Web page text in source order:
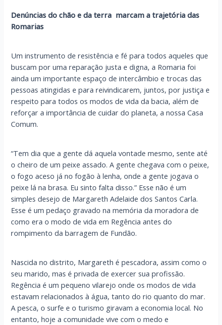
Denúncias do chão e da terra marcam a trajetória das
Romarias
Um instrumento de resistência e fé para todos aqueles que
buscam por uma reparação justa e digna, a Romaria foi
ainda um importante espaço de intercâmbio e trocas das
pessoas atingidas e para reivindicarem, juntos, por justiça e
respeito para todos os modos de vida da bacia, além de
reforçar a importância de cuidar do planeta, a nossa Casa
Comum.
“Tem dia que a gente dá aquela vontade mesmo, sente até
o cheiro de um peixe assado. A gente chegava com o peixe,
o fogo aceso já no fogão à lenha, onde a gente jogava o
peixe lá na brasa. Eu sinto falta disso.” Esse não é um
simples desejo de Margareth Adelaide dos Santos Carla.
Esse é um pedaço gravado na memória da moradora de
como era o modo de vida em Regência antes do
rompimento da barragem de Fundão.
Nascida no distrito, Margareth é pescadora, assim como o
seu marido, mas é privada de exercer sua profissão.
Regência é um pequeno vilarejo onde os modos de vida
estavam relacionados à água, tanto do rio quanto do mar.
A pesca, o surfe e o turismo giravam a economia local. No
entanto, hoje a comunidade vive com o medo e